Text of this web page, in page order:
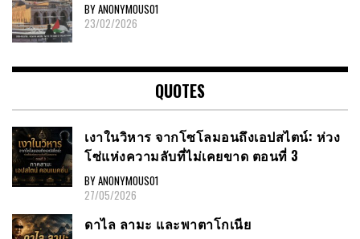
BY ANONYMOUS01
23/02/2026
QUOTES
เงาในวิหาร จากโซโลมอนถึงเอปสไตน์: ห่วง
โซ่แห่งความลับที่ไม่เคยขาด ตอนที่ 3
BY ANONYMOUS01
27/05/2026
ดาไล ลามะ และพาตาโกเนีย